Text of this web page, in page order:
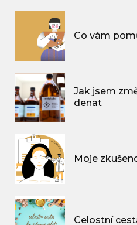
Co vám
Jak jsem
denat
Moje
Celostní